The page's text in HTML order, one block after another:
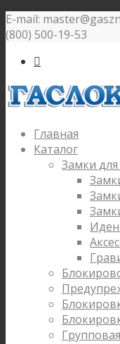
E-mail:
(800) 500-19-53

Главная
Каталог
Замки